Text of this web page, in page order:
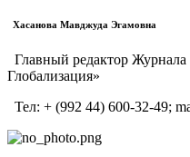
Хасанова Мавджуда Эгамовна
Главный редактор Журнала
Глобализация»
Тел: + (992 44) 600-32-49;